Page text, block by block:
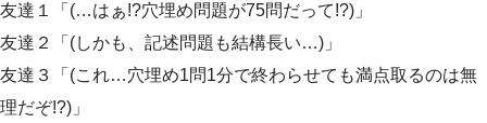
友達１「(…はぁ!?穴埋め問題が75問だって!?)」
友達２「(しかも、記述問題も結構長い…)」
友達３「(これ…穴埋め1問1分で終わらせても満点取るのは無
理だぞ!?)」